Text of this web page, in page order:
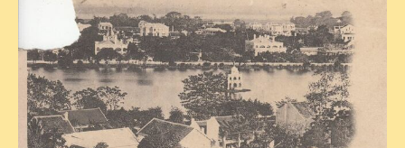
FAMILY ARCHIVES
ECHOES OF THE PAST
INSTITUTIONS & BELIEFS
CRAFTS, CELEBRATIONS TRANSPORT